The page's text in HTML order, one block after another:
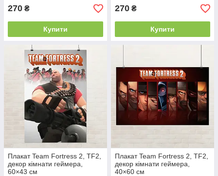
270 ₴
Купити
270 ₴
Купити
Плакат Team Fortress 2, TF2,
декор кімнати геймера,
60×43 см
Плакат Team Fortress 2, TF2,
декор кімнати геймера,
40×60 см